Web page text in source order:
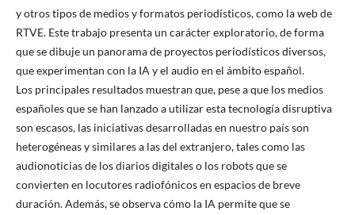
y otros tipos de medios y formatos periodísticos, como la web de
RTVE. Este trabajo presenta un carácter exploratorio, de forma
que se dibuje un panorama de proyectos periodísticos diversos,
que experimentan con la IA y el audio en el ámbito español.
Los principales resultados muestran que, pese a que los medios
españoles que se han lanzado a utilizar esta tecnología disruptiva
son escasos, las iniciativas desarrolladas en nuestro país son
heterogéneas y similares a las del extranjero, tales como las
audionoticias de los diarios digitales o los robots que se
convierten en locutores radiofónicos en espacios de breve
duración. Además, se observa cómo la IA permite que se